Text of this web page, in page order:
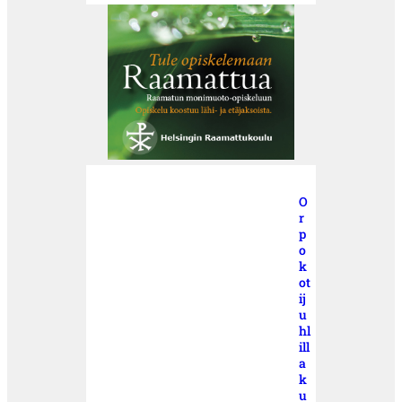
O
r
p
o
k
ot
ij
u
hl
ill
a
k
u